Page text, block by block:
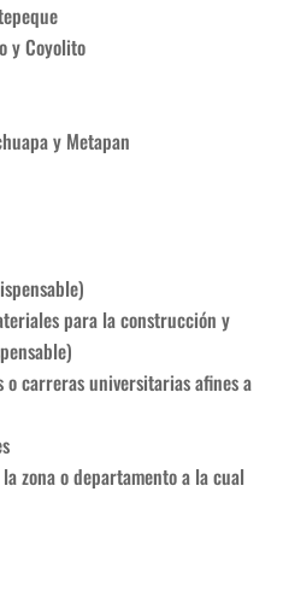
y Coyolito
y Metapan
para la construcción y
o carreras universitarias afines a
zona o departamento a la cual